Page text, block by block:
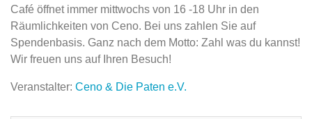
Café öffnet immer mittwochs von 16 -18 Uhr in den
Räumlichkeiten von Ceno. Bei uns zahlen Sie auf
Spendenbasis. Ganz nach dem Motto: Zahl was du kannst!
Wir freuen uns auf Ihren Besuch!
Veranstalter: Ceno & Die Paten e.V.